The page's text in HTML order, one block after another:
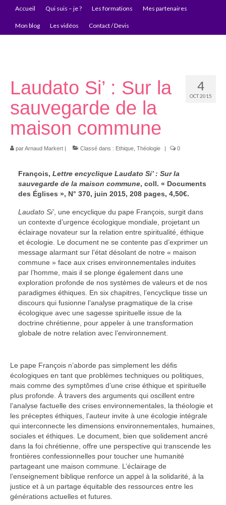
Accueil Qui suis – je ? Les formations Mes partenaires
Mon blog Les vidéos Contact / Devis
4
OCT 2015
Laudato Si’ : Sur la
sauvegarde de la
maison commune
parArnaud Markert | Classé dans : Ethique Théologie | 0
François, Lettre encyclique Laudato Si’ : Sur la
sauvegarde de la maison commune, coll. « Documents
des Églises », N° 370, juin 2015, 208 pages, 4,50€.
Laudato Si’, une encyclique du pape François, surgit dans
un contexte d’urgence écologique mondiale, projetant un
éclairage novateur sur la relation entre spiritualité, éthique
et écologie. Le document ne se contente pas d’exprimer un
message alarmant sur l’état désolant de notre « maison
commune » face aux crises environnementales induites
par l’homme, mais il se plonge également dans une
exploration profonde de nos systèmes de valeurs et de nos
paradigmes éthiques. En six chapitres, l’encyclique tisse un
discours qui fusionne l’analyse pragmatique de la crise
écologique avec une sagesse spirituelle issue de la
doctrine chrétienne, pour appeler à une transformation
globale de notre relation avec l’environnement.
Le pape François n’aborde pas simplement les défis
écologiques en tant que problèmes techniques ou politiques,
mais comme des symptômes d’une crise éthique et spirituelle
plus profonde. À travers des arguments qui oscillent entre
l’analyse factuelle des crises environnementales, la théologie et
les préceptes éthiques, l’auteur invite à une écologie intégrale
qui interconnecte les dimensions environnementales, humaines,
sociales et éthiques. Le document, bien que solidement ancré
dans la foi chrétienne, offre une perspective qui transcende les
frontières confessionnelles pour toucher une humanité
partageant une maison commune. L’éclairage de
l’enseignement biblique renforce un appel à la solidarité, à la
justice et à un partage équitable des ressources entre les
générations actuelles et futures.